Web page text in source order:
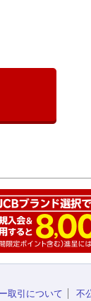
取引について
不